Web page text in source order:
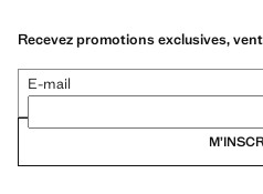
Recevez promotions exclusives,
E-mail